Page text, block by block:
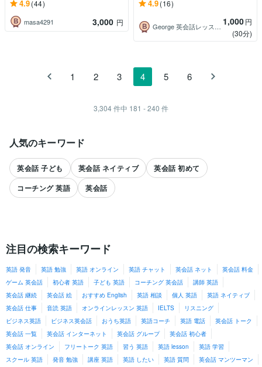
4.9(44)
masa4291 3,000 円
4.9(16)
George 英会話レッスン＆コーチング 1,000円
(30分)
1 2 3 4 5 6
3,304件中 181 - 240 件
人気のキーワード
英会話 子ども 英会話 ネイティブ
英会話 初めて
コーチング 英語
英会話
すべて見る
注目の検索キーワード
英語 発音 英語 勉強 英語 オンライン 英語 チャット 英会話 ネット
英会話 料金
ゲーム 英会話
初心者 英語 子ども 英語 コーチング 英会話
講師 英語
英会話 継続
英会話 絵 おすすめ English 英語 相談 個人 英語
英語 ネイティブ
英会話 仕事
音読 英語 オンラインレッスン 英語 IELTS
リスニング
ビジネス英語
ビジネス英会話 おうち英語 英語コーチ 英語 電話
英会話 トーク
英会話 一覧
英会話 インターネット 英会話 グループ
英会話 初心者
英会話 オンライン
フリートーク 英語 習う 英語 英語 lesson
英語 学習
スクール 英語
発音 勉強 講座 英語 英語 したい 英語 質問
英会話 マンツーマン